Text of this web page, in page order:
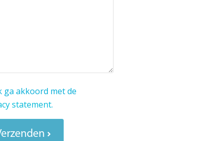
ga akkoord met de
statement.